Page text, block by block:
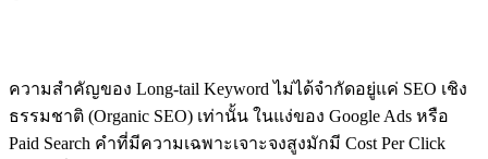
ความสำคัญของ Long-tail Keyword ไม่ได้จำกัดอยู่แค่ SEO เชิง
ธรรมชาติ (Organic SEO) เท่านั้น ในแง่ของ Google Ads หรือ
Paid Search คำที่มีความเฉพาะเจาะจงสูงมักมี Cost Per Click